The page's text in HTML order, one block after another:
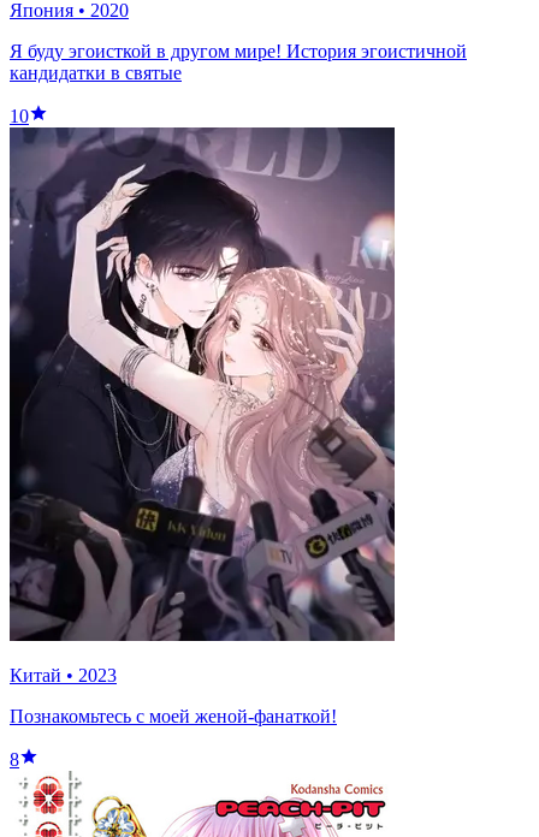
Япония • 2020
Я буду эгоисткой в другом мире! История эгоистичной
кандидатки в святые
10
Китай • 2023
Познакомьтесь с моей женой-фанаткой!
8